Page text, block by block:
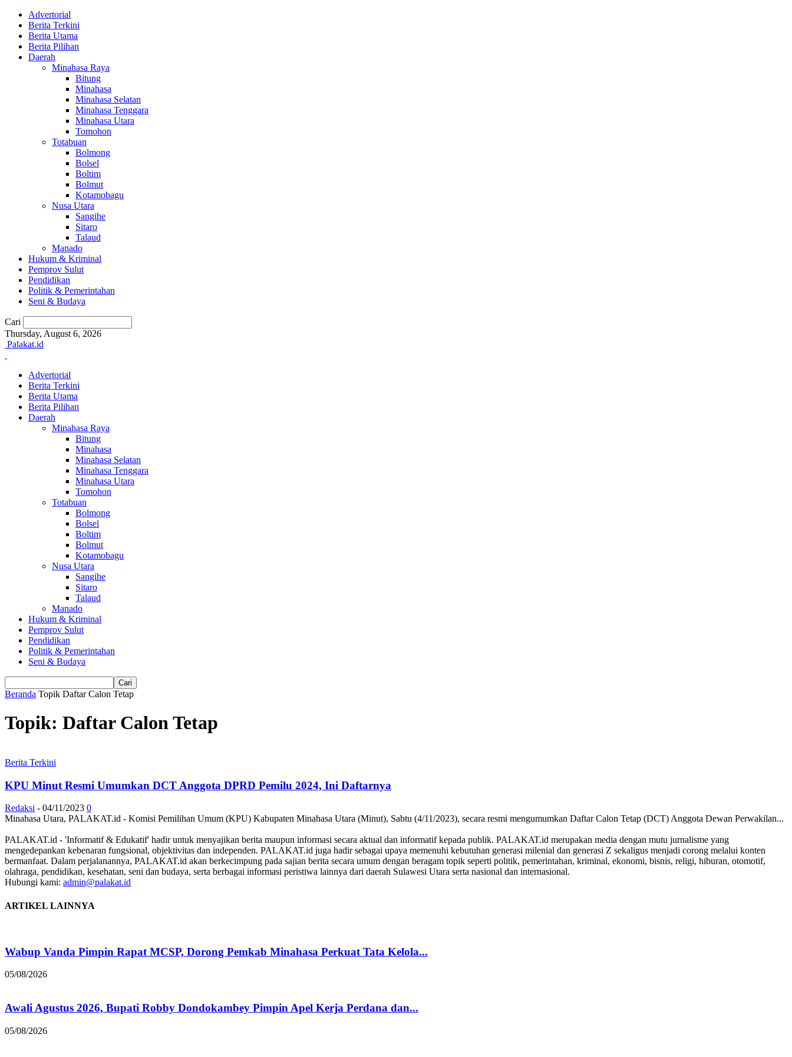
Advertorial
Berita Terkini
Berita Utama
Berita Pilihan
Daerah
Minahasa Raya
Bitung
Minahasa
Minahasa Selatan
Minahasa Tenggara
Minahasa Utara
Tomohon
Totabuan
Bolmong
Bolsel
Boltim
Bolmut
Kotamobagu
Nusa Utara
Sangihe
Sitaro
Talaud
Manado
Hukum & Kriminal
Pemprov Sulut
Pendidikan
Politik & Pemerintahan
Seni & Budaya
Cari
Thursday, August 6, 2026
Palakat.id
Advertorial
Berita Terkini
Berita Utama
Berita Pilihan
Daerah
Minahasa Raya
Bitung
Minahasa
Minahasa Selatan
Minahasa Tenggara
Minahasa Utara
Tomohon
Totabuan
Bolmong
Bolsel
Boltim
Bolmut
Kotamobagu
Nusa Utara
Sangihe
Sitaro
Talaud
Manado
Hukum & Kriminal
Pemprov Sulut
Pendidikan
Politik & Pemerintahan
Seni & Budaya
Beranda Topik Daftar Calon Tetap
Topik: Daftar Calon Tetap
Berita Terkini
KPU Minut Resmi Umumkan DCT Anggota DPRD Pemilu 2024, Ini Daftarnya
Redaksi - 04/11/2023 0
Minahasa Utara, PALAKAT.id - Komisi Pemilihan Umum (KPU) Kabupaten Minahasa Utara (Minut), Sabtu (4/11/2023), secara resmi mengumumkan Daftar Calon Tetap (DCT) Anggota Dewan Perwakilan...
PALAKAT.id - 'Informatif & Edukatif' hadir untuk menyajikan berita maupun informasi secara aktual dan informatif kepada publik. PALAKAT.id merupakan media dengan mutu jurnalisme yang
mengedepankan kebenaran fungsional, objektivitas dan independen. PALAKAT.id juga hadir sebagai upaya memenuhi kebutuhan generasi milenial dan generasi Z sekaligus menjadi corong melalui konten
bermanfaat. Dalam perjalanannya, PALAKAT.id akan berkecimpung pada sajian berita secara umum dengan beragam topik seperti politik, pemerintahan, kriminal, ekonomi, bisnis, religi, hiburan, otomotif,
olahraga, pendidikan, kesehatan, seni dan budaya, serta berbagai informasi peristiwa lainnya dari daerah Sulawesi Utara serta nasional dan internasional.
Hubungi kami: admin@palakat.id
ARTIKEL LAINNYA
Wabup Vanda Pimpin Rapat MCSP, Dorong Pemkab Minahasa Perkuat Tata Kelola...
05/08/2026
Awali Agustus 2026, Bupati Robby Dondokambey Pimpin Apel Kerja Perdana dan...
05/08/2026